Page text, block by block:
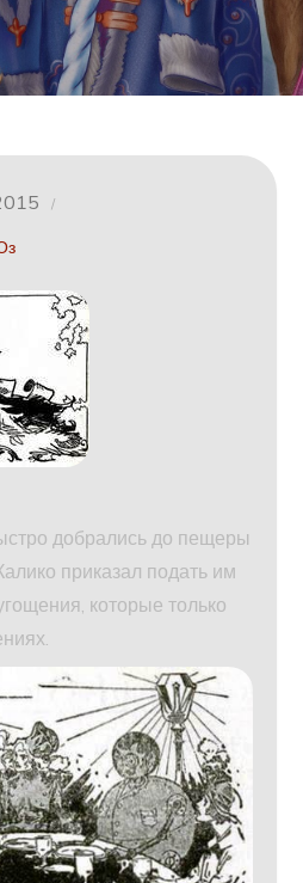
добрались до пещеры
приказал подать им
которые только